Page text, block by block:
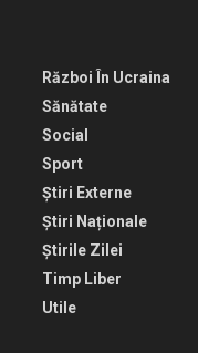
Război În Ucraina
Sănătate
Social
Sport
Știri Externe
Știri Naționale
Știrile Zilei
Timp Liber
Utile